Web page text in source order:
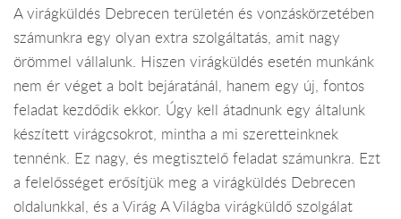
A virágküldés Debrecen területén és vonzáskörzetében
számunkra egy olyan extra szolgáltatás, amit nagy
örömmel vállalunk. Hiszen virágküldés esetén munkánk
nem ér véget a bolt bejáratánál, hanem egy új, fontos
feladat kezdődik ekkor. Úgy kell átadnunk egy általunk
készített virágcsokrot, mintha a mi szeretteinknek
tennénk. Ez nagy, és megtisztelő feladat számunkra. Ezt
a felelősséget erősítjük meg a virágküldés Debrecen
oldalunkkal, és a Virág A Világba virágküldő szolgálat